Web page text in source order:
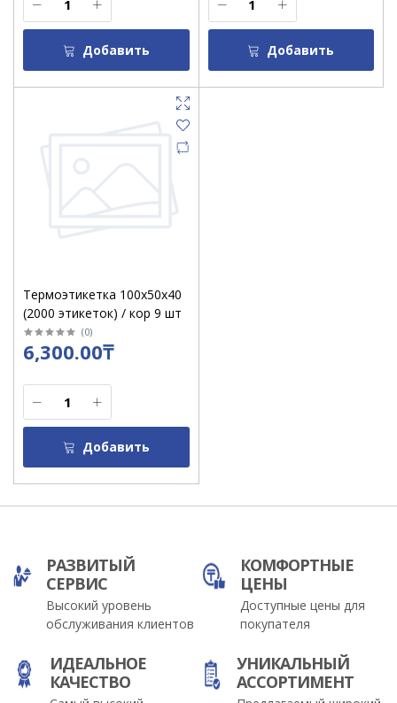
Добавить Добавить
Термоэтикетка 100х50х40
(2000 этикеток) / кор 9 шт
(0)
6,300.00₸
Добавить
РАЗВИТЫЙ
СЕРВИС
Высокий уровень
обслуживания клиентов
КОМФОРТНЫЕ
ЦЕНЫ
Доступные цены для
покупателя
ИДЕАЛЬНОЕ
КАЧЕСТВО
УНИКАЛЬНЫЙ
АССОРТИМЕНТ